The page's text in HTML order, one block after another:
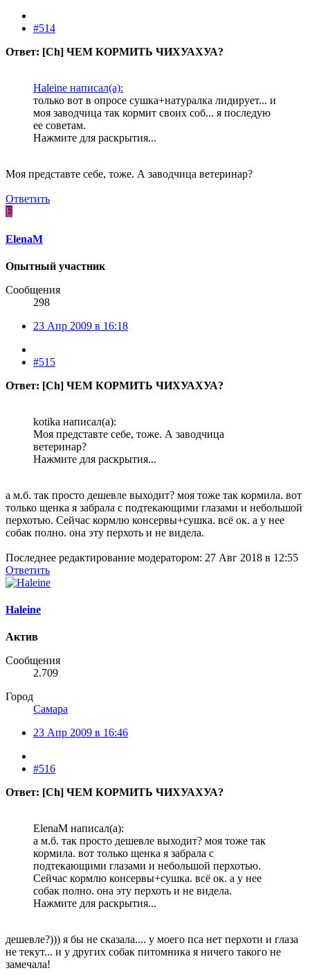
#514
Ответ: [Ch] ЧЕМ КОРМИТЬ ЧИХУАХУА?
Haleine написал(а):
только вот в опросе сушка+натуралка лидирует... и
моя заводчица так кормит своих соб... я последую
ее советам.
Нажмите для раскрытия...
Моя представте себе, тоже. А заводчица ветеринар?
Ответить
E
ElenaM
Опытный участник
Сообщения
298
23 Апр 2009 в 16:18
#515
Ответ: [Ch] ЧЕМ КОРМИТЬ ЧИХУАХУА?
kotika написал(а):
Моя представте себе, тоже. А заводчица
ветеринар?
Нажмите для раскрытия...
а м.б. так просто дешевле выходит? моя тоже так кормила. вот
только щенка я забрала с подтекающими глазами и небольшой
перхотью. Сейчас кормлю консервы+сушка. всё ок. а у нее
собак полно. она эту перхоть и не видела.
Последнее редактирование модератором: 27 Авг 2018 в 12:55
Ответить
Haleine
Актив
Сообщения
2.709
Город
Самара
23 Апр 2009 в 16:46
#516
Ответ: [Ch] ЧЕМ КОРМИТЬ ЧИХУАХУА?
ElenaM написал(а):
а м.б. так просто дешевле выходит? моя тоже так
кормила. вот только щенка я забрала с
подтекающими глазами и небольшой перхотью.
Сейчас кормлю консервы+сушка. всё ок. а у нее
собак полно. она эту перхоть и не видела.
Нажмите для раскрытия...
дешевле?))) я бы не сказала.... у моего пса нет перхоти и глаза
не текут... и у других собак питомника я ничего такого не
замечала!